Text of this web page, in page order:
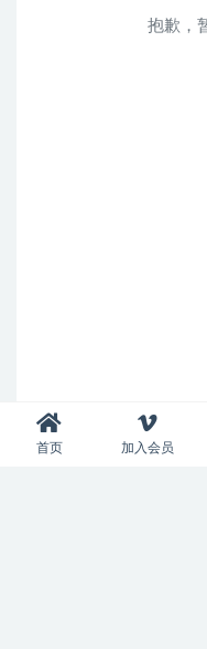
抱歉，
首页 加入会员